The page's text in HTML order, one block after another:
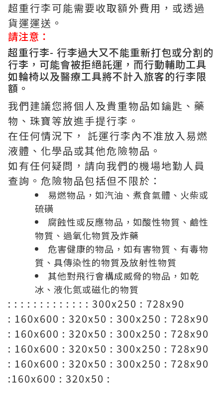
超重行李可能需要收取額外費用，或透過
貨運運送。
請注意：
超重行李- 行李過大又不能重新打包或分割的
行李，可能會被拒絕託運，而行動輔助工具
如輪椅以及醫療工具將不計入旅客的行李限
額。
我們建議您將個人及貴重物品如鑰匙、藥
物、珠寶等放進手提行李。
在任何情況下， 託運行李內不准放入易燃
液體、化學品或其他危險物品。
如有任何疑問，請向我們的機場地勤人員
查詢。危險物品包括但不限於：
易燃物品，如汽油、煮食氣體、火柴或
硫磺
腐蝕性或反應物品，如酸性物質、鹼性
物質、過氧化物質及炸藥
危害健康的物品，如有害物質、有毒物
質、具傳染性的物質及放射性物質
其他對飛行會構成威脅的物品，如乾
冰、液化氮或磁化的物質
: : : : : : : : : : : : : 300x250 : 728x90
: 160x600 : 320x50 : 300x250 : 728x90
: 160x600 : 320x50 : 300x250 : 728x90
: 160x600 : 320x50 : 300x250 : 728x90
: 160x600 : 320x50 : 300x250 : 728x90
:160x600 : 320x50 :